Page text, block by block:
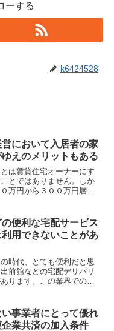
ーする
k6424528
において入居者の家
えのメリットもある
は賃貸住宅オーナーにす
とではありません。しか
万円から３００万円層が
５万以下の物件は空室が
んとした入...
便利な宅配サービス
用できないことがあ
時代、とても便利だと思
前館などの宅配デリバリ
ります。この業界での大
すれば、料金も比較的安
できます。...
事業者にとって優れ
企業共済の加入条件